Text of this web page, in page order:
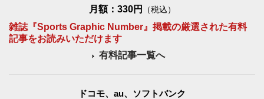
月額：330円 （税込）
雑誌『Sports Graphic Number』掲載の厳選された有料
記事をお読みいただけます
有料記事一覧へ
ドコモ、au、ソフトバンク